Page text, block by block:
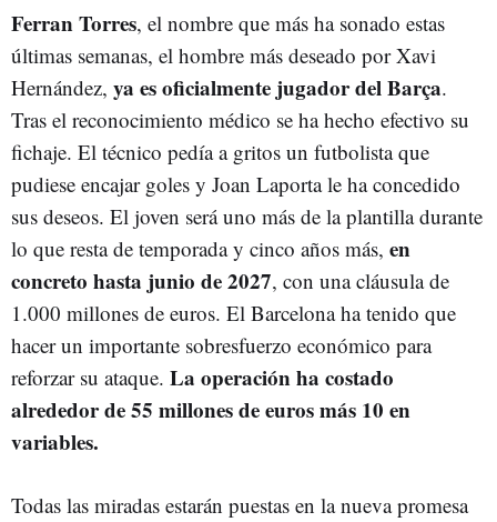
Ferran Torres, el nombre que más ha sonado estas
últimas semanas, el hombre más deseado por Xavi
Hernández, ya es oficialmente jugador del Barça.
Tras el reconocimiento médico se ha hecho efectivo su
fichaje. El técnico pedía a gritos un futbolista que
pudiese encajar goles y Joan Laporta le ha concedido
sus deseos. El joven será uno más de la plantilla durante
lo que resta de temporada y cinco años más, en
concreto hasta junio de 2027, con una cláusula de
1.000 millones de euros. El Barcelona ha tenido que
hacer un importante sobresfuerzo económico para
reforzar su ataque. La operación ha costado
alrededor de 55 millones de euros más 10 en
variables.
Todas las miradas estarán puestas en la nueva promesa